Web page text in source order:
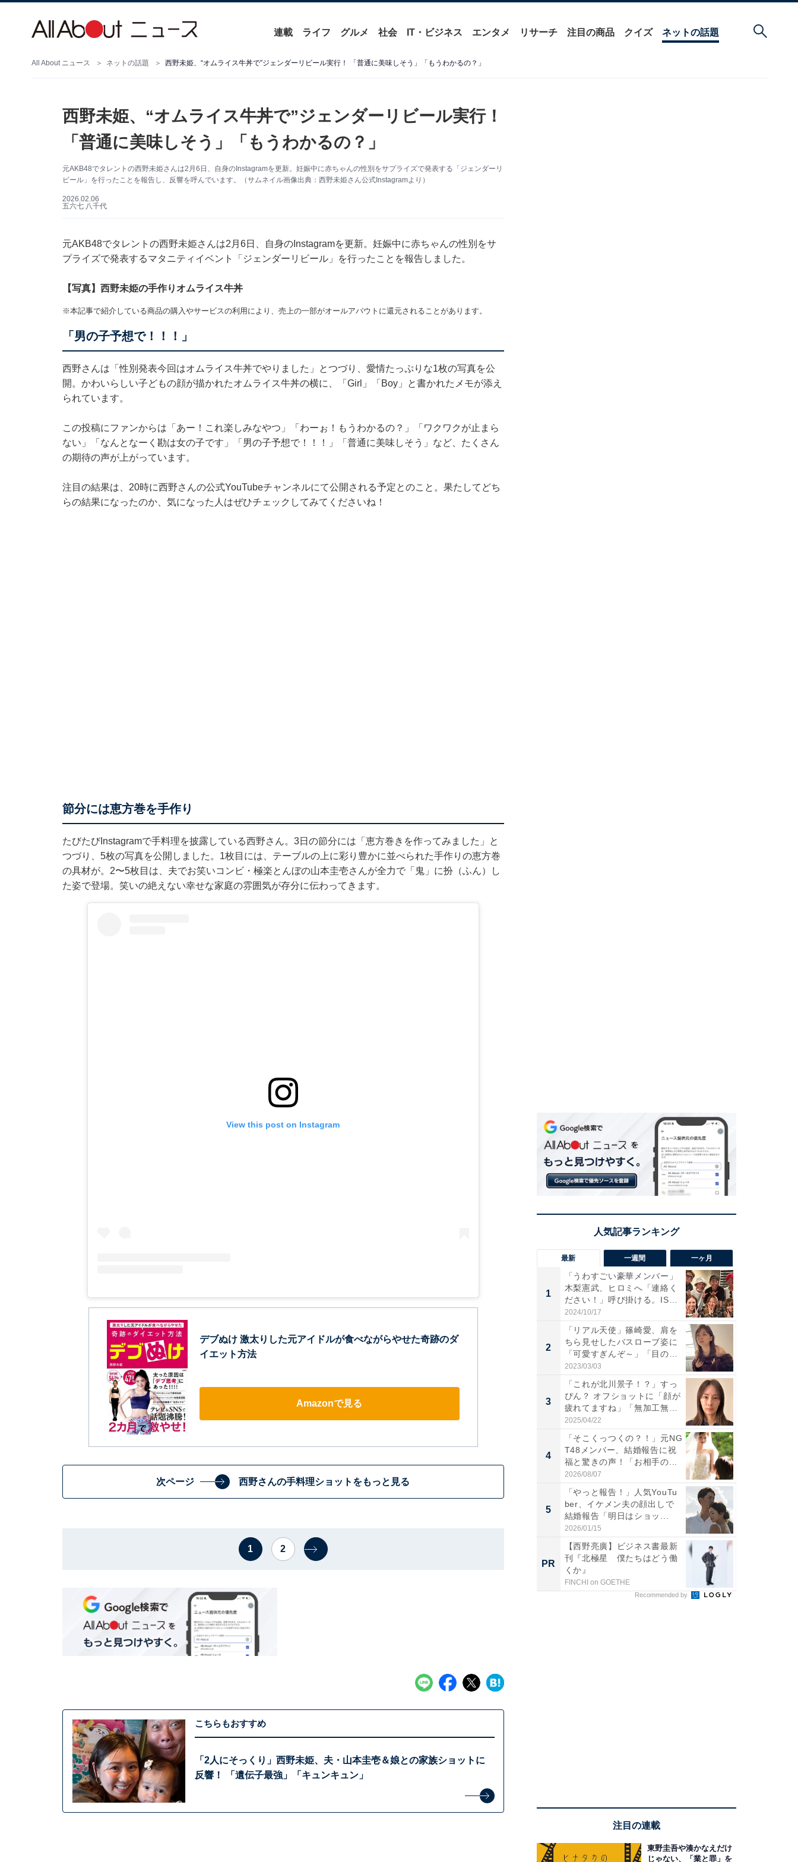
連載 ライフ グルメ 社会 IT・ビジネス エンタメ リサーチ 注目の商品 クイズ ネットの話題
All About ニュース ネットの話題 西野未姫、“オムライス牛丼で”ジェンダーリビール実行！ 「普通に美味しそう」「もうわかるの？」
西野未姫、“オムライス牛丼で”ジェンダーリビール実行！
「普通に美味しそう」「もうわかるの？」
元AKB48でタレントの西野未姫さんは2月6日、自身のInstagramを更新。妊娠中に赤ちゃんの性別をサプライズで発表する「ジェンダーリ
ビール」を行ったことを報告し、反響を呼んでいます。（サムネイル画像出典：西野未姫さん公式Instagramより）
2026.02.06
五六七 八千代
元AKB48でタレントの西野未姫さんは2月6日、自身のInstagramを更新。妊娠中に赤ちゃんの性別をサ
プライズで発表するマタニティイベント「ジェンダーリビール」を行ったことを報告しました。
【写真】西野未姫の手作りオムライス牛丼
※本記事で紹介している商品の購入やサービスの利用により、売上の一部がオールアバウトに還元されることがあります。
「男の子予想で！！！」
西野さんは「性別発表今回はオムライス牛丼でやりました」とつづり、愛情たっぷりな1枚の写真を公
開。かわいらしい子どもの顔が描かれたオムライス牛丼の横に、「Girl」「Boy」と書かれたメモが添え
られています。
この投稿にファンからは「あー！これ楽しみなやつ」「わーぉ！もうわかるの？」「ワクワクが止まら
ない」「なんとなーく勘は女の子です」「男の子予想で！！！」「普通に美味しそう」など、たくさん
の期待の声が上がっています。
注目の結果は、20時に西野さんの公式YouTubeチャンネルにて公開される予定とのこと。果たしてどち
らの結果になったのか、気になった人はぜひチェックしてみてくださいね！
節分には恵方巻を手作り
たびたびInstagramで手料理を披露している西野さん。3日の節分には「恵方巻きを作ってみました」と
つづり、5枚の写真を公開しました。1枚目には、テーブルの上に彩り豊かに並べられた手作りの恵方巻
の具材が。2〜5枚目は、夫でお笑いコンビ・極楽とんぼの山本圭壱さんが全力で「鬼」に扮（ふん）し
た姿で登場。笑いの絶えない幸せな家庭の雰囲気が存分に伝わってきます。
View this post on Instagram
デブぬけ 激太りした元アイドルが食べながらやせた奇跡のダ
イエット方法
Amazonで見る
次ページ 西野さんの手料理ショットをもっと見る
1 2
こちらもおすすめ
「2人にそっくり」西野未姫、夫・山本圭壱＆娘との家族ショットに
反響！ 「遺伝子最強」「キュンキュン」
最新 一週間 一ヶ月
1
「うわすごい豪華メンバー」
木梨憲武、ヒロミへ「連絡く
ださい！」呼び掛ける。IS
S...
2024/10/17
2
「リアル天使」篠崎愛、肩を
ちら見せしたバスローブ姿に
「可愛すぎんぞ～」「目の表
情...
2023/03/03
3
「これが北川景子！？」すっ
ぴん？ オフショットに「顔が
疲れてますね」「無加工無
表...
2025/04/22
4
「そこくっつくの？！」元NG
T48メンバー、結婚報告に祝
福と驚きの声！「お相手の...
2026/08/07
5
「やっと報告！」人気YouTu
ber、イケメン夫の顔出しで
結婚報告「明日はショッ...
2026/01/15
PR
【西野亮廣】ビジネス書最新
刊『北極星 僕たちはどう働
くか』
FINCHI on GOETHE
Recommended by
注目の連載
東野圭吾や湊かなえだけ
じゃない、「業と罪」を